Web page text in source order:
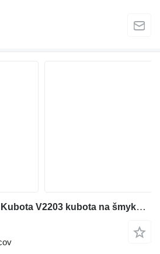
Hlava valcov Bobcat Kubota V2203 kubota na šmykom riadeného nakladača Bobcat 190